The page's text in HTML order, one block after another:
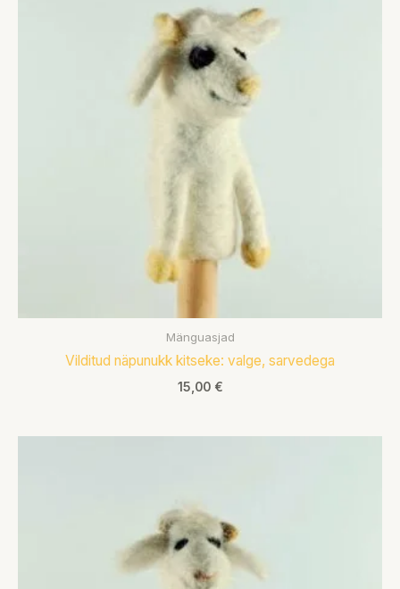
Mänguasjad
Vilditud näpunukk kitseke: valge, sarvedega
15,00 €